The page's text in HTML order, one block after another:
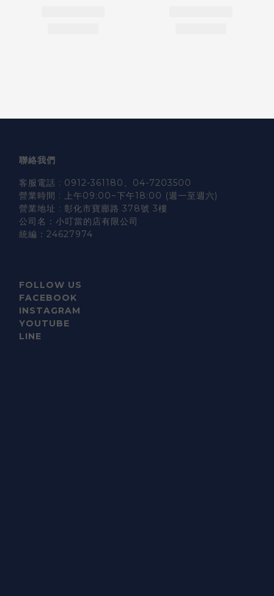
聯絡我們
客服電話 : 0912-361180、04-7203500
營業時間 : 上午09:00~下午18:00 (週一至週六)
營業地址 : 彰化市寶廍路 378號 3樓
公司名：小叮當的店有限公司
統編：24627974
FOLLOW US
FACEBOOK
INSTAGRAM
YOUTUBE
LINE